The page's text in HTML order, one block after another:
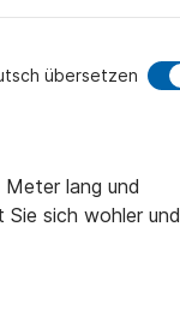
übersetzen
lang und
sich wohler und